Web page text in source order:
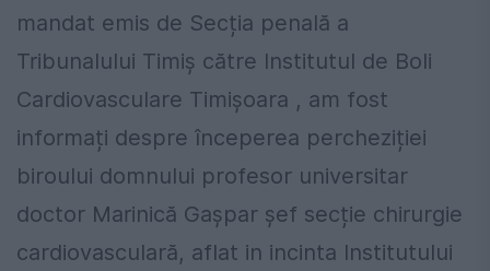
mandat emis de Secția penală a
Tribunalului Timiș către Institutul de Boli
Cardiovasculare Timișoara , am fost
informați despre începerea percheziției
biroului domnului profesor universitar
doctor Marinică Gașpar șef secție chirurgie
cardiovasculară, aflat in incinta Institutului